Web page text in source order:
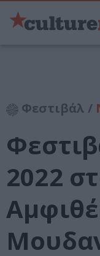
Φεστιβάλ /
2022